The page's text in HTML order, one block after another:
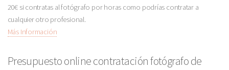
20€ si contratas al fotógrafo por horas como podrías contratar a
cualquier otro profesional.
Más Información
Presupuesto online contratación fotógrafo de